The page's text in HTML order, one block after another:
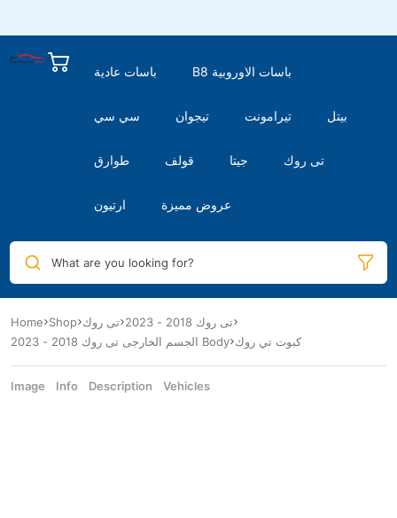
باسات عادية B8 باسات الاوروبية
سي سي تيجوان تيرامونت بيتل
طوارق قولف جيتا تى روك
ارتيون عروض مميزة
What are you looking for?
Home Shop تى روك
تى روك 2018 - 2023
الجسم الخارجى تى روك 2018 - 2023 Body كبوت تي روك
Image Info Description Vehicles